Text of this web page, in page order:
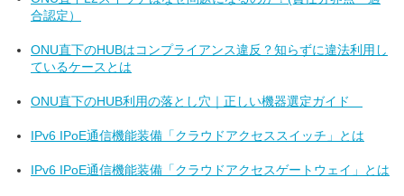
合認定）
ONU直下のHUBはコンプライアンス違反？知らずに違法利用し
ているケースとは
ONU直下のHUB利用の落とし穴｜正しい機器選定ガイド
IPv6 IPoE通信機能装備「クラウドアクセススイッチ」とは
IPv6 IPoE通信機能装備「クラウドアクセスゲートウェイ」とは